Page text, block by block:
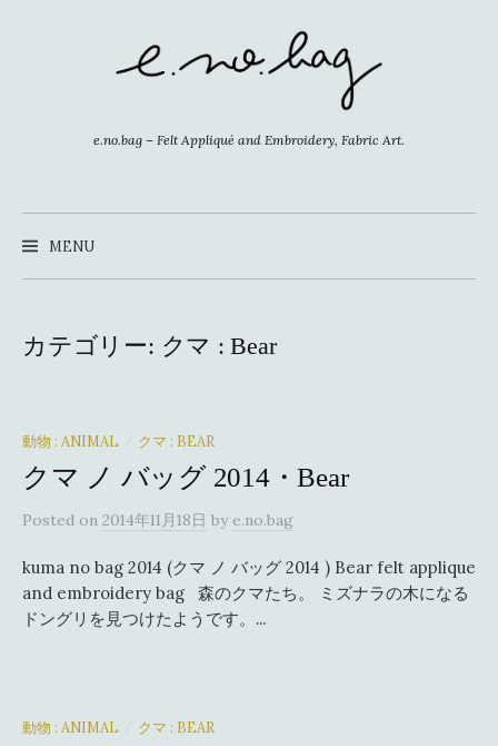
ッ
プ
e.no.bag – Felt Appliqué and Embroidery, Fabric Art.
MENU
カテゴリー: クマ : Bear
動物 : ANIMAL クマ : BEAR
クマ ノ バッグ 2014・Bear
Posted on 2014年11月18日 by e.no.bag
kuma no bag 2014 (クマ ノ バッグ 2014 ) Bear felt applique
and embroidery bag 森のクマたち。 ミズナラの木になる
ドングリを見つけたようです。...
動物 : ANIMAL クマ : BEAR